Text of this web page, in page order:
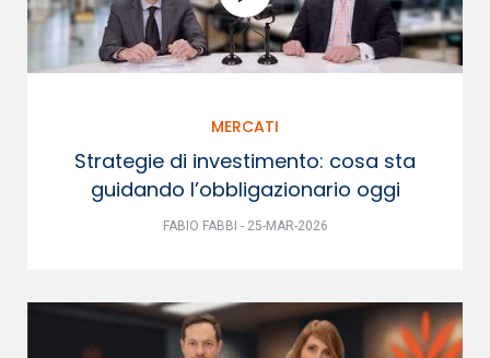
MERCATI
Strategie di investimento: cosa sta
guidando l’obbligazionario oggi
FABIO FABBI - 25-MAR-2026